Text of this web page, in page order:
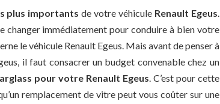
plus importants de votre véhicule Renault Egeus.
changer immédiatement pour conduire à bien votre
le véhicule Renault Egeus. Mais avant de penser à
il faut consacrer un budget convenable chez un
pour votre Renault Egeus. C’est pour cette
remplacement de vitre peut vous coûter sur une